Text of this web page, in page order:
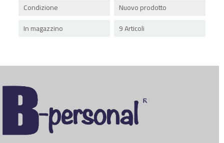
Condizione
Nuovo prodotto
In magazzino
9 Articoli